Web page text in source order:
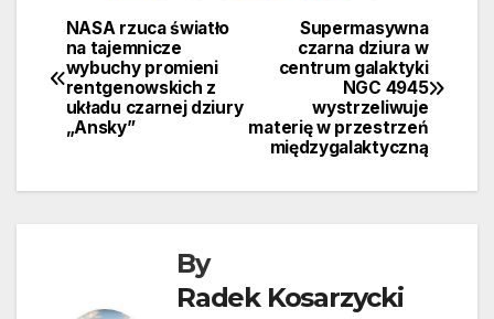
Nawigacja
wpisu
Supermasywna
czarna dziura w
centrum galaktyki
NGC 4945
wystrzeliwuje
materię w przestrzeń
międzygalaktyczną
NASA rzuca światło
na tajemnicze
wybuchy promieni
rentgenowskich z
układu czarnej dziury
„Ansky”
By
Radek Kosarzycki